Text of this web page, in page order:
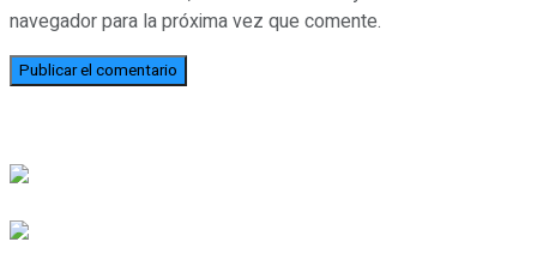
navegador para la próxima vez que comente.